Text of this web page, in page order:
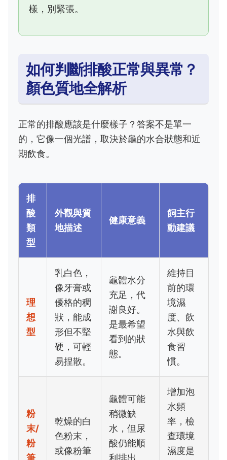
樣，別緊張。
如何判斷排酸正常與異常？
顏色質地全解析
正常的排酸應該是什麼樣子？答案不是單一
的，它像一個光譜，取決於龜的水合狀態和近
期飲食。
排
酸
類
型
外觀與質
地描述
健康意義
飼主行
動建議
理
想
型
乳白色，
像牙膏或
優格的稠
狀，能成
形但不堅
硬，可輕
易捏散。
龜體水分
充足，代
謝良好。
是最希望
看到的狀
態。
維持目
前的環
境濕
度、飲
水與飲
食習
慣。
粉
末/
粉
筆
乾燥的白
色粉末，
或像粉筆
龜體可能
稍微缺
水，但尿
酸仍能順
利排出。
增加泡
水頻
率，檢
查環境
濕度是